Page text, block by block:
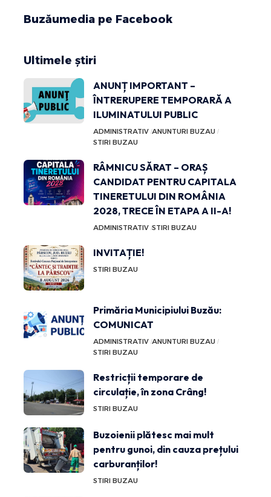
Buzăumedia pe Facebook
Ultimele știri
ANUNȚ IMPORTANT –
ÎNTRERUPERE TEMPORARĂ A
ILUMINATULUI PUBLIC
ADMINISTRATIV ANUNTURI BUZAU
STIRI BUZAU
RÂMNICU SĂRAT – ORAȘ
CANDIDAT PENTRU CAPITALA
TINERETULUI DIN ROMÂNIA
2028, TRECE ÎN ETAPA A II-A!
ADMINISTRATIV STIRI BUZAU
INVITAȚIE!
STIRI BUZAU
Primăria Municipiului Buzău:
COMUNICAT
ADMINISTRATIV ANUNTURI BUZAU
STIRI BUZAU
Restricții temporare de
circulație, în zona Crâng!
STIRI BUZAU
Buzoienii plătesc mai mult
pentru gunoi, din cauza prețului
carburanților!
STIRI BUZAU